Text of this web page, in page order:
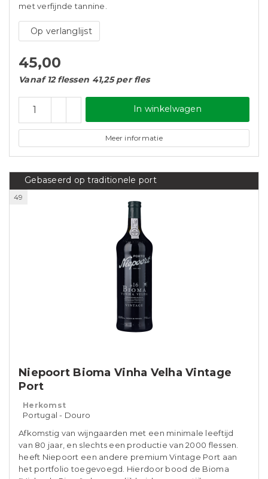
met verfijnde tannine.
Op verlanglijst
45,00
Vanaf 12 flessen 41,25 per fles
In winkelwagen
Meer informatie
Gebaseerd op traditionele port
49
Niepoort Bioma Vinha Velha Vintage
Port
Herkomst
Portugal - Douro
Afkomstig van wijngaarden met een minimale leeftijd
van 80 jaar, en slechts een productie van 2000 flessen.
heeft Niepoort een andere premium Vintage Port aan
het portfolio toegevoegd. Hierdoor bood de Bioma